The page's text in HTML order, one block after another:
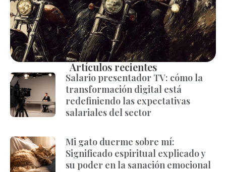
Artículos recientes
Salario presentador TV: cómo la
transformación digital está
redefiniendo las expectativas
salariales del sector
Mi gato duerme sobre mí:
Significado espiritual explicado y
su poder en la sanación emocional